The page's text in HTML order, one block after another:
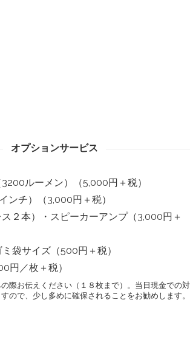
オプションサービス
ルーメン）（5,000円＋税）
ンチ）（3,000円＋税）
２本）・スピーカーアンプ（3,000円＋
袋サイズ（500円＋税）
円／枚＋税）
際お伝えください（１８枚まで）。当日現金での対
ので、少し多めに確保されることをお勧めします。